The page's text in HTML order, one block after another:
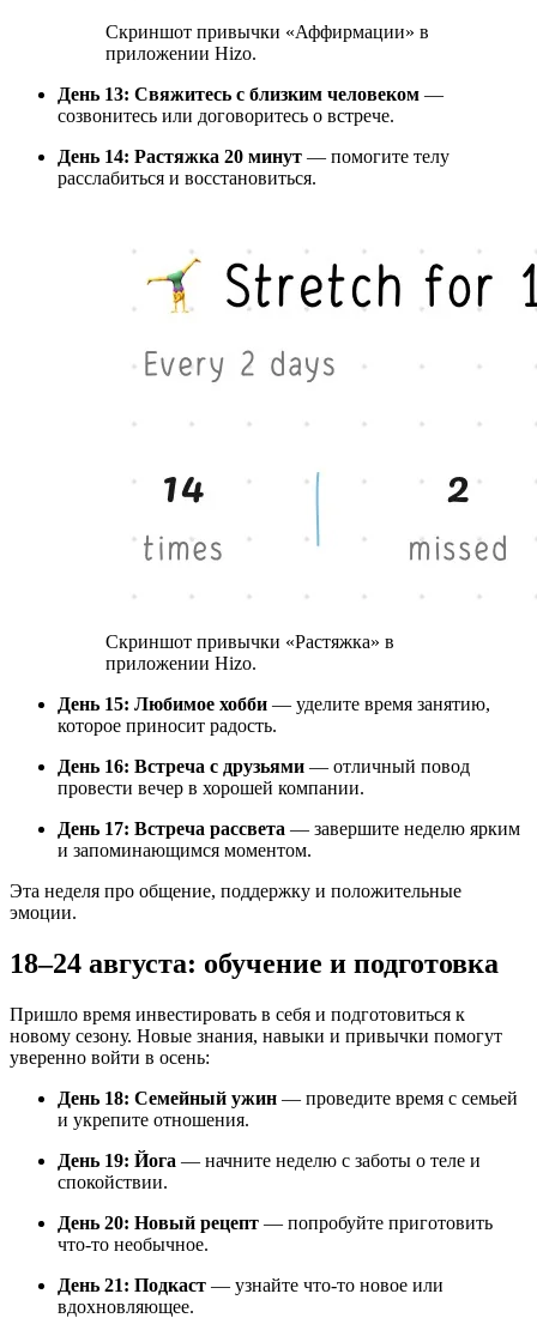
Скриншот привычки «Аффирмации» в
приложении Hizo.
День 13: Свяжитесь с близким человеком —
созвонитесь или договоритесь о встрече.
День 14: Растяжка 20 минут — помогите телу
расслабиться и восстановиться.
Скриншот привычки «Растяжка» в
приложении Hizo.
День 15: Любимое хобби — уделите время занятию,
которое приносит радость.
День 16: Встреча с друзьями — отличный повод
провести вечер в хорошей компании.
День 17: Встреча рассвета — завершите неделю ярким
и запоминающимся моментом.
Эта неделя про общение, поддержку и положительные
эмоции.
18–24 августа: обучение и подготовка
Пришло время инвестировать в себя и подготовиться к
новому сезону. Новые знания, навыки и привычки помогут
уверенно войти в осень:
День 18: Семейный ужин — проведите время с семьей
и укрепите отношения.
День 19: Йога — начните неделю с заботы о теле и
спокойствии.
День 20: Новый рецепт — попробуйте приготовить
что-то необычное.
День 21: Подкаст — узнайте что-то новое или
вдохновляющее.